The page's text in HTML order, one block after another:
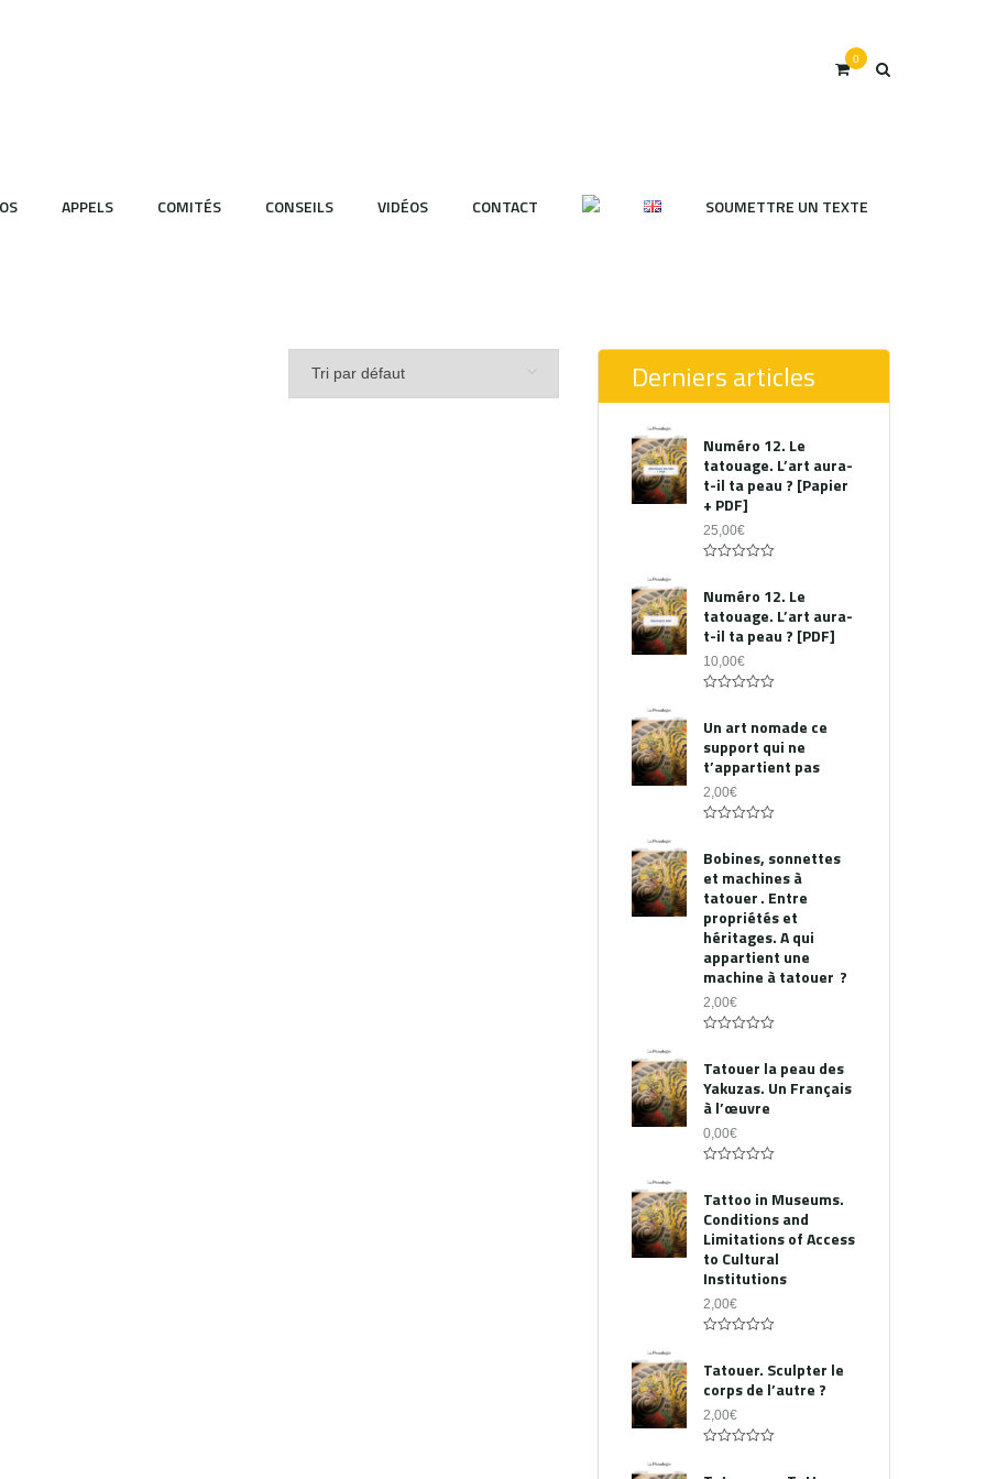
0
APPELS COMITÉS CONSEILS VIDÉOS CONTACT SOUMETTRE UN TEXTE
Derniers articles
Numéro 12. Le
tatouage. L’art aura-
t-il ta peau ? [Papier
+ PDF]
25,00€
out
of
5
Numéro 12. Le
tatouage. L’art aura-
t-il ta peau ? [PDF]
10,00€
out
of
5
Un art nomade ce
support qui ne
t’appartient pas
2,00€
out
of
5
Bobines, sonnettes
et machines à
tatouer . Entre
propriétés et
héritages. A qui
appartient une
machine à tatouer ?
2,00€
out
of
5
Tatouer la peau des
Yakuzas. Un Français
à l’œuvre
0,00€
out
of
5
Tattoo in Museums.
Conditions and
Limitations of Access
to Cultural
Institutions
2,00€
out
of
5
Tatouer. Sculpter le
corps de l’autre ?
2,00€
out